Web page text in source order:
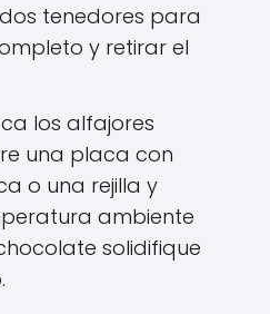
tenedores para
y retirar el
los alfajores
una placa con
o una rejilla y
ambiente
solidifique